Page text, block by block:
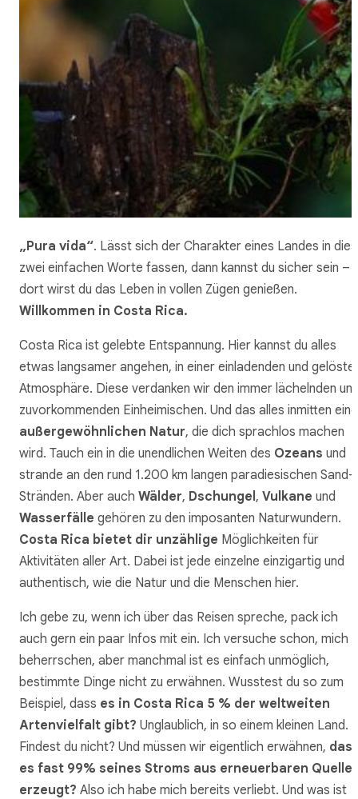
„Pura vida“. Lässt sich der Charakter eines Landes in
zwei einfachen Worte fassen, dann kannst du sicher sein –
dort wirst du das Leben in vollen Zügen genießen.
Willkommen in Costa Rica.
Costa Rica ist gelebte Entspannung. Hier kannst du alles
etwas langsamer angehen, in einer einladenden und
Atmosphäre. Diese verdanken wir den immer lächelnden
zuvorkommenden Einheimischen. Und das alles inmitten
außergewöhnlichen Natur, die dich sprachlos machen
wird. Tauch ein in die unendlichen Weiten des Ozeans und
strande an den rund 1.200 km langen paradiesischen Sand-
Stränden. Aber auch Wälder, Dschungel , Vulkane und
Wasserfälle gehören zu den imposanten Naturwundern.
Costa Rica bietet dir unzählige Möglichkeiten für
Aktivitäten aller Art. Dabei ist jede einzelne einzigartig und
authentisch, wie die Natur und die Menschen hier.
Ich gebe zu, wenn ich über das Reisen spreche, pack ich
auch gern ein paar Infos mit ein. Ich versuche schon, mich
beherrschen, aber manchmal ist es einfach unmöglich,
bestimmte Dinge nicht zu erwähnen. Wusstest du so zum
Beispiel, dass es in Costa Rica 5 % der weltweiten
Artenvielfalt gibt? Unglaublich, in so einem kleinen Land.
Findest du nicht? Und müssen wir eigentlich erwähnen,
es fast 99% seines Stroms aus erneuerbaren
erzeugt? Also ich habe mich bereits verliebt. Und was ist